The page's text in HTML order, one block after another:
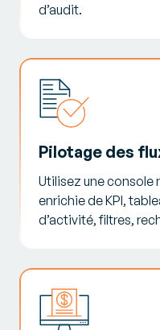
d’audit.
Pilotage des
Utilisez une
enrichie de KPI,
d’activité, filtres,